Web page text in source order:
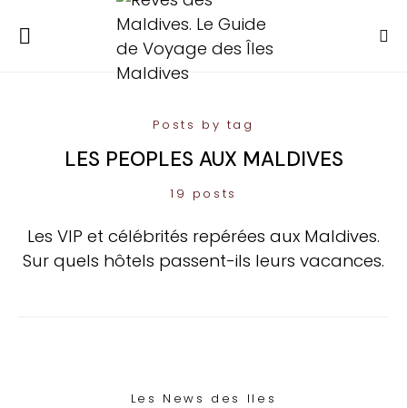
Posts by tag
LES PEOPLES AUX MALDIVES
19 posts
Les VIP et célébrités repérées aux Maldives.
Sur quels hôtels passent-ils leurs vacances.
Les News des Iles